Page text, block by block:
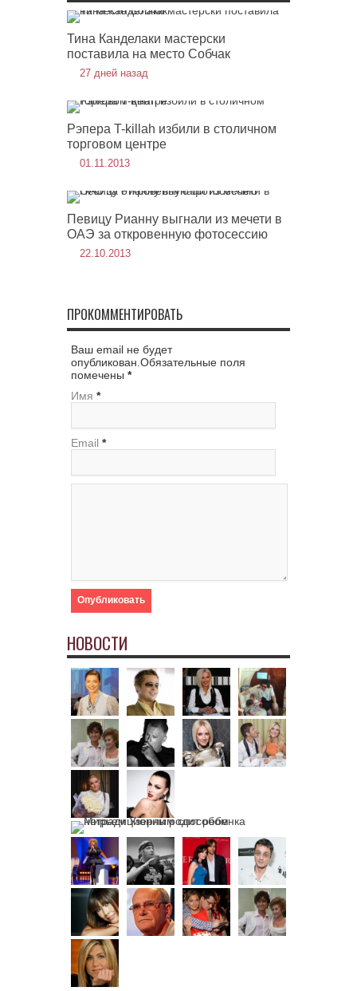
Тина Канделаки мастерски
поставила на место Собчак
27 дней назад
Рэпера T-killah избили в столичном
торговом центре
01.11.2013
Певицу Рианну выгнали из мечети в
ОАЭ за откровенную фотосессию
22.10.2013
ПРОКОММЕНТИРОВАТЬ
Ваш email не будет
опубликован.Обязательные поля
помечены *
Имя *
Email *
НОВОСТИ